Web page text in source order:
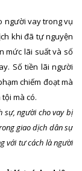
người vay trong vụ
khi đã tự nguyện
mức lãi suất và số
Số tiền lãi người
chiếm đoạt mà
mà có.
sự, người cho vay bị
giao dịch dân sự
với tư cách là người